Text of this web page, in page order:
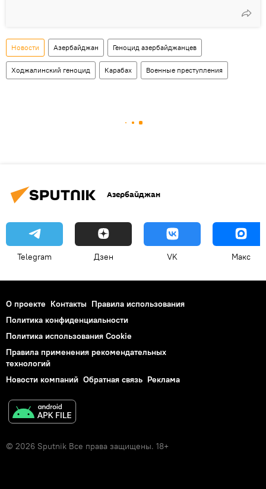
Новости Азербайджан Геноцид азербайджанцев
Ходжалинский геноцид Карабах Военные преступления
Азербайджан
Telegram Дзен VK Макс
О проекте Контакты Правила использования
Политика конфиденциальности
Политика использования Cookie
Правила применения рекомендательных
технологий
Новости компаний Обратная связь Реклама
© 2026 Sputnik Все права защищены. 18+